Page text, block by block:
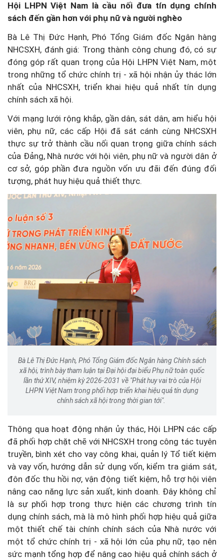
Hội LHPN Việt Nam là cầu nối đưa tín dụng chính
sách đến gần hơn với phụ nữ và người nghèo
Bà Lê Thị Đức Hạnh, Phó Tổng Giám đốc Ngân hàng
NHCSXH, đánh giá: Trong thành công chung đó, có sự
đóng góp rất quan trọng của Hội LHPN Việt Nam, một
trong những tổ chức chính trị - xã hội nhận ủy thác lớn
nhất của NHCSXH, triển khai hiệu quả nhất tín dụng
chính sách xã hội.
Với mạng lưới rộng khắp, gần dân, sát dân, am hiểu hội
viên, phụ nữ, các cấp Hội đã sát cánh cùng NHCSXH
thực sự trở thành cầu nối quan trọng giữa chính sách
của Đảng, Nhà nước với hội viên, phụ nữ và người dân ở
cơ sở, góp phần đưa nguồn vốn ưu đãi đến đúng đối
tượng, phát huy hiệu quả thiết thực.
Bà Lê Thị Đức Hạnh, Phó Tổng Giám đốc Ngân hàng Chính sách
xã hội, trình bày tham luận tại Đại hội đại biểu Phụ nữ toàn quốc
lần thứ XIV, nhiệm kỳ 2026-2031 về "Phát huy vai trò của Hội
LHPN Việt Nam trong phối hợp triển khai hiệu quả tín dụng
chính sách xã hội trong thời gian tới".
Thông qua hoạt động nhận ủy thác, Hội LHPN các cấp
đã phối hợp chặt chẽ với NHCSXH trong công tác tuyên
truyền, bình xét cho vay công khai, quản lý Tổ tiết kiệm
và vay vốn, hướng dẫn sử dụng vốn, kiểm tra giám sát,
đôn đốc thu hồi nợ, vận động tiết kiệm, hỗ trợ hội viên
nâng cao năng lực sản xuất, kinh doanh. Đây không chỉ
là sự phối hợp trong thực hiện các chương trình tín
dụng chính sách, mà là mô hình phối hợp hiệu quả giữa
một thiết chế tài chính chính sách của Nhà nước với
một tổ chức chính trị - xã hội lớn của phụ nữ, tạo nên
sức mạnh tổng hợp để nâng cao hiệu quả chính sách ở